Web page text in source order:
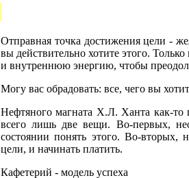
Отправная точка достижения цели -
вы действительно хотите этого.
и внутреннюю энергию, чтобы
Могу вас обрадовать: все, чего вы
Нефтяного магната Х.Л. Ханта как-то
всего лишь две вещи. Во-первых,
состоянии понять этого. Во-вторых,
цели, и начинать платить.
Кафетерий - модель успеха